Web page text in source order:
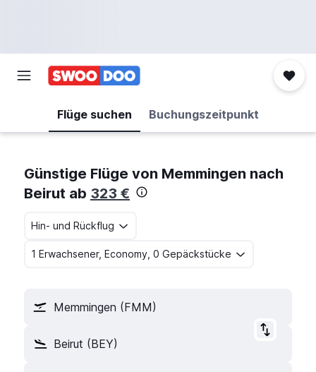
Flüge suchen Buchungszeitpunkt
Günstige Flüge von Memmingen nach
Beirut ab 323 €
Hin- und Rückflug
1 Erwachsener, Economy, 0 Gepäckstücke
Memmingen (FMM)
Beirut (BEY)